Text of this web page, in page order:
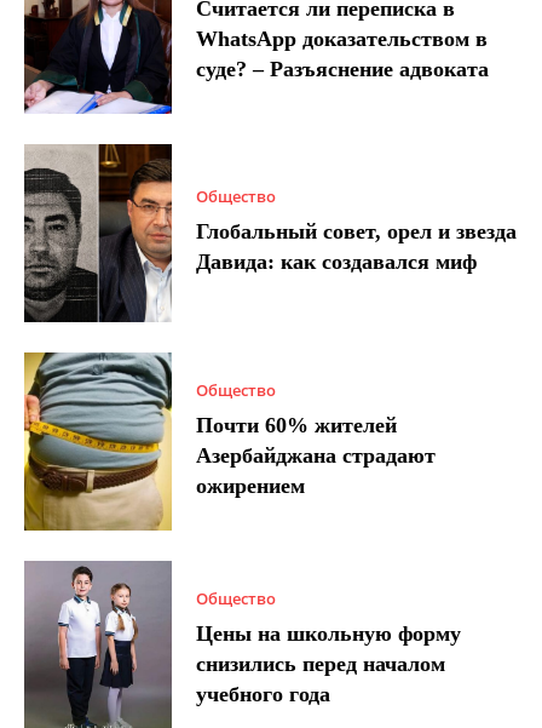
Считается ли переписка в
WhatsApp доказательством в
суде? – Разъяснение адвоката
Общество
Глобальный совет, орел и звезда
Давида: как создавался миф
Общество
Почти 60% жителей
Азербайджана страдают
ожирением
Общество
Цены на школьную форму
снизились перед началом
учебного года